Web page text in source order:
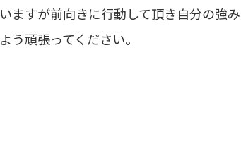
いますが前向きに行動して頂き自分の強
よう頑張ってください。